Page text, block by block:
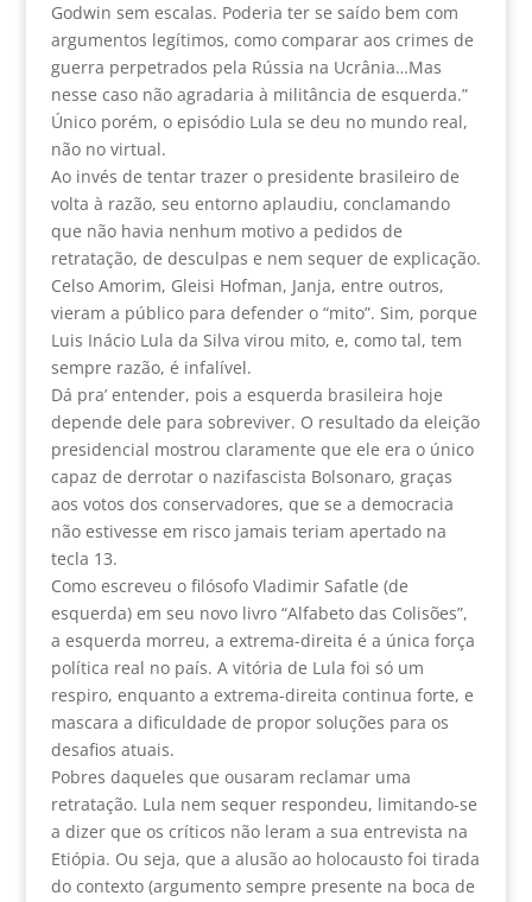
Godwin sem escalas. Poderia ter se saído bem com
argumentos legítimos, como comparar aos crimes de
guerra perpetrados pela Rússia na Ucrânia…Mas
nesse caso não agradaria à militância de esquerda.”
Único porém, o episódio Lula se deu no mundo real,
não no virtual.
Ao invés de tentar trazer o presidente brasileiro de
volta à razão, seu entorno aplaudiu, conclamando
que não havia nenhum motivo a pedidos de
retratação, de desculpas e nem sequer de explicação.
Celso Amorim, Gleisi Hofman, Janja, entre outros,
vieram a público para defender o “mito”. Sim, porque
Luis Inácio Lula da Silva virou mito, e, como tal, tem
sempre razão, é infalível.
Dá pra’ entender, pois a esquerda brasileira hoje
depende dele para sobreviver. O resultado da eleição
presidencial mostrou claramente que ele era o único
capaz de derrotar o nazifascista Bolsonaro, graças
aos votos dos conservadores, que se a democracia
não estivesse em risco jamais teriam apertado na
tecla 13.
Como escreveu o filósofo Vladimir Safatle (de
esquerda) em seu novo livro “Alfabeto das Colisões”,
a esquerda morreu, a extrema-direita é a única força
política real no país. A vitória de Lula foi só um
respiro, enquanto a extrema-direita continua forte, e
mascara a dificuldade de propor soluções para os
desafios atuais.
Pobres daqueles que ousaram reclamar uma
retratação. Lula nem sequer respondeu, limitando-se
a dizer que os críticos não leram a sua entrevista na
Etiópia. Ou seja, que a alusão ao holocausto foi tirada
do contexto (argumento sempre presente na boca de